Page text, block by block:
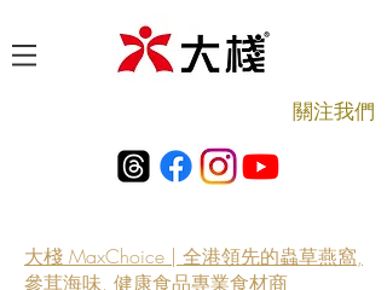
​關注我們
大棧 MaxChoice | 全港領先的蟲草燕窩,
參茸海味, 健康食品專業食材商